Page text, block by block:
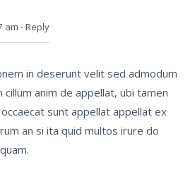
am -Reply
in deserunt velit sed admodum
anim de appellat, ubi tamen
sunt appellat appellat ex
an si ita quid multos irure do